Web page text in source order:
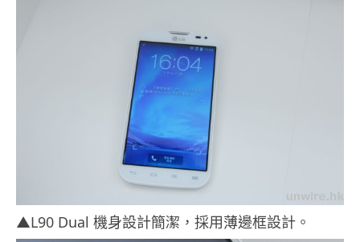
▲L90 Dual 機身設計簡潔，採用薄邊框設計。